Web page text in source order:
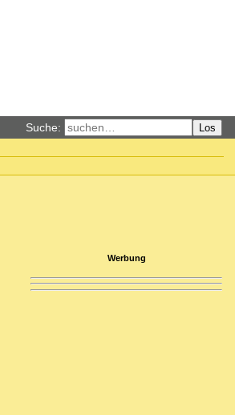
Suche: Los
Werbung